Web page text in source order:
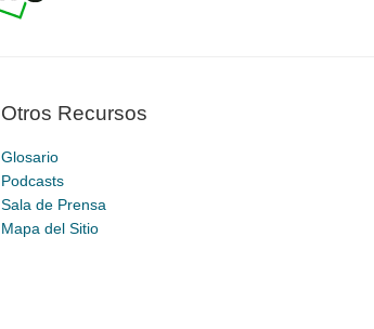
Otros Recursos
Glosario
Podcasts
Sala de Prensa
Mapa del Sitio